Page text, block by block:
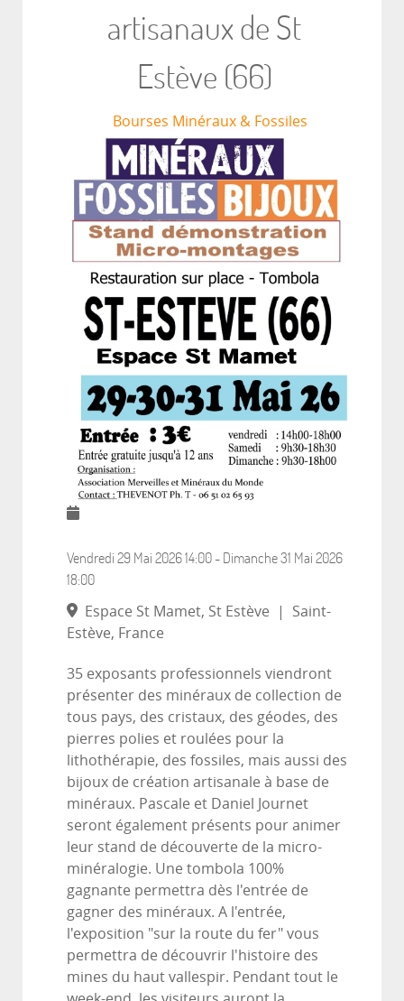
artisanaux de St
Estève (66)
Bourses Minéraux & Fossiles
Vendredi 29 Mai 202614:00 - Dimanche 31 Mai 2026
18:00
Espace St Mamet, St Estève |
Saint-
Estève, France
35 exposants professionnels viendront
présenter des minéraux de collection de
tous pays, des cristaux, des géodes, des
pierres polies et roulées pour la
lithothérapie, des fossiles, mais aussi des
bijoux de création artisanale à base de
minéraux. Pascale et Daniel Journet
seront également présents pour animer
leur stand de découverte de la micro-
minéralogie. Une tombola 100%
gagnante permettra dès l'entrée de
gagner des minéraux. A l'entrée,
l'exposition "sur la route du fer" vous
permettra de découvrir l'histoire des
mines du haut vallespir. Pendant tout le